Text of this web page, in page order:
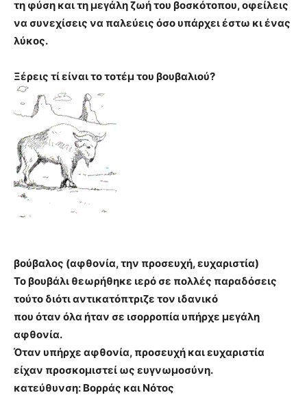
τη φύση και τη μεγάλη ζωή του βοσκότοπου, οφείλεις
να συνεχίσεις να παλεύεις όσο υπάρχει έστω κι ένας
λύκος.
Ξέρεις τί είναι το τοτέμ του βουβαλιού?
βούβαλος (αφθονία, την προσευχή, ευχαριστία)
Το βουβάλι θεωρήθηκε ιερό σε πολλές παραδόσεις
τούτο διότι αντικατόπτριζε τον ιδανικό
που όταν όλα ήταν σε ισορροπία υπήρχε μεγάλη
αφθονία.
Όταν υπήρχε αφθονία, προσευχή και ευχαριστία
είχαν προσκομιστεί ως ευγνωμοσύνη.
κατεύθυνση: Βορράς και Νότος